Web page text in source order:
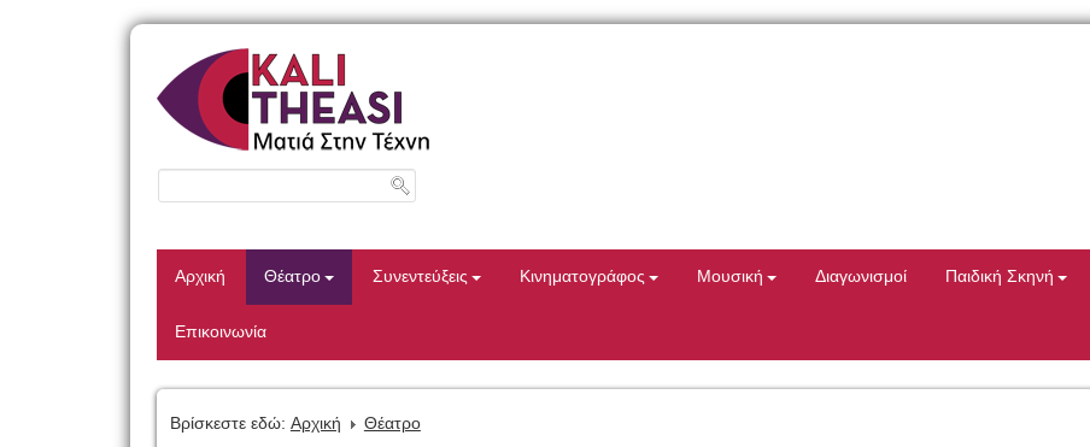
Αρχική Θέατρο Συνεντεύξεις Κινηματογράφος Μουσική Διαγωνισμοί Παιδική Σκηνή
Επικοινωνία
Βρίσκεστε εδώ: Αρχική Θέατρο